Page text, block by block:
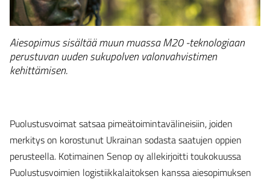
Aiesopimus sisältää muun muassa M20 -teknologiaan
perustuvan uuden sukupolven valonvahvistimen
kehittämisen.
Puolustusvoimat satsaa pimeätoimintavälineisiin, joiden
merkitys on korostunut Ukrainan sodasta saatujen oppien
perusteella. Kotimainen Senop oy allekirjoitti toukokuussa
Puolustusvoimien logistiikkalaitoksen kanssa aiesopimuksen